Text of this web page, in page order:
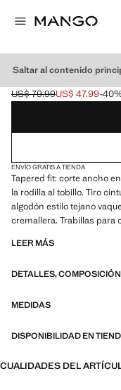
Saltar al contenido
JEANS CROPPED
Precio inicial tachado
US$ 79.99
Precio actual [US$ 47.99 ]
US$ 47.99-
Selecciona un color
ENVÍO GRATIS A TIENDA
Tapered fit: corte ancho
la rodilla al tobillo. Tiro
algodón estilo tejano
cremallera. Trabillas para
LEER MÁS
DETALLES,
MEDIDAS
DISPONIBILIDAD EN
CUALIDADES DEL